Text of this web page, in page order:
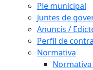
Ple municipal
Juntes de
Anuncis /
Perfil de
Normativa